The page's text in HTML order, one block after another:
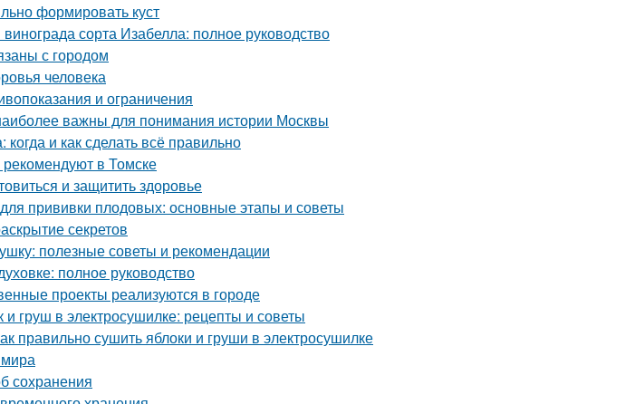
формировать куст
сорта Изабелла: полное руководство
с городом
человека
и ограничения
важны для понимания истории Москвы
и как сделать всё правильно
в Томске
и защитить здоровье
прививки плодовых: основные этапы и советы
секретов
полезные советы и рекомендации
полное руководство
проекты реализуются в городе
груш в электросушилке: рецепты и советы
правильно сушить яблоки и груши в электросушилке
сохранения